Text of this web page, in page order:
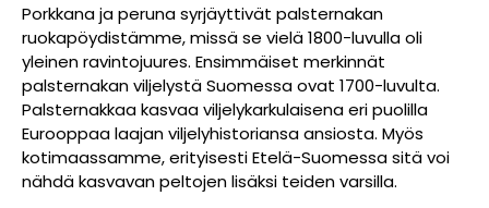
Porkkana ja peruna syrjäyttivät palsternakan
ruokapöydistämme, missä se vielä 1800-luvulla oli
yleinen ravintojuures. Ensimmäiset merkinnät
palsternakan viljelystä Suomessa ovat 1700-luvulta.
Palsternakkaa kasvaa viljelykarkulaisena eri puolilla
Eurooppaa laajan viljelyhistoriansa ansiosta. Myös
kotimaassamme, erityisesti Etelä-Suomessa sitä voi
nähdä kasvavan peltojen lisäksi teiden varsilla.